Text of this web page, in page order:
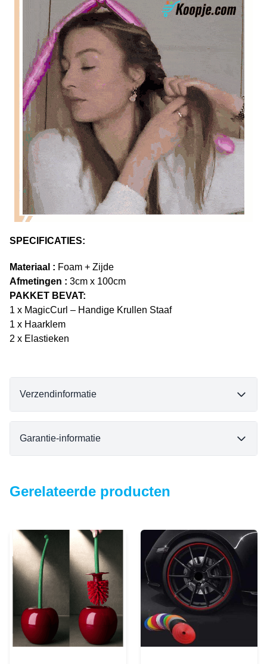
SPECIFICATIES:
Materiaal : Foam + Zijde
Afmetingen : 3cm x 100cm
PAKKET BEVAT:
1 x MagicCurl – Handige Krullen Staaf
1 x Haarklem
2 x Elastieken
Verzendinformatie
Garantie-informatie
Gerelateerde producten